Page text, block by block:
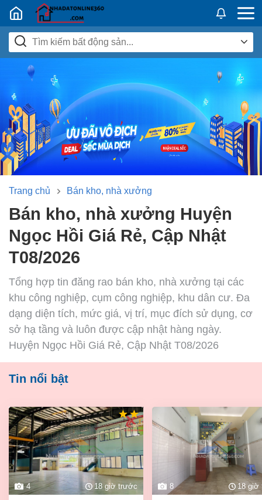
Nhadatban24h.vn
Trang chủ Bán kho, nhà xưởng
Bán kho, nhà xưởng Huyện
Ngọc Hồi Giá Rẻ, Cập Nhật
T08/2026
Tổng hợp tin đăng rao bán kho, nhà xưởng tại các
khu công nghiệp, cụm công nghiệp, khu dân cư. Đa
dạng diện tích, mức giá, vị trí, mục đích sử dụng, cơ
sở hạ tầng và luôn được cập nhật hàng ngày.
Huyện Ngọc Hồi Giá Rẻ, Cập Nhật T08/2026
Tin nổi bật
4 18 giờ trước 8 18 giờ